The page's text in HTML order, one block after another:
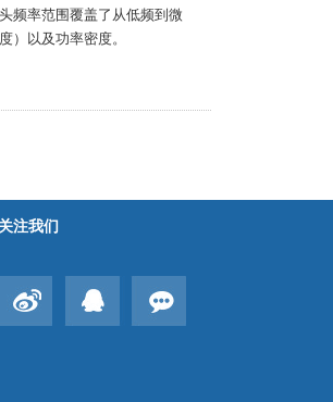
频率范围覆盖了从低频到微
）以及功率密度。
关注我们